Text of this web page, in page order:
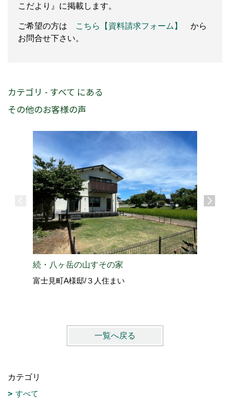
こだより』に掲載します。
ご希望の方は こちら【資料請求フォーム】
から
お問合せ下さい。
カテゴリ - すべて にある
その他のお客様の声
続・八ヶ岳の山すその家
富士見町A様邸/３人住まい
一覧へ戻る
カテゴリ
すべて